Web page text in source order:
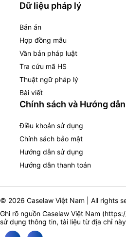
Dữ liệu pháp lý
Bản án
Hợp đồng mẫu
Văn bản pháp luật
Tra cứu mã HS
Thuật ngữ pháp lý
Bài viết
Chính sách và Hướng dẫn
Điều khoản sử dụng
Chính sách bảo mật
Hướng dẫn sử dụng
Hướng dẫn thanh toán
© 2026 Caselaw Việt Nam | All rights
Ghi rõ nguồn Caselaw Việt Nam (
sử dụng thông tin, tài liệu từ địa chỉ